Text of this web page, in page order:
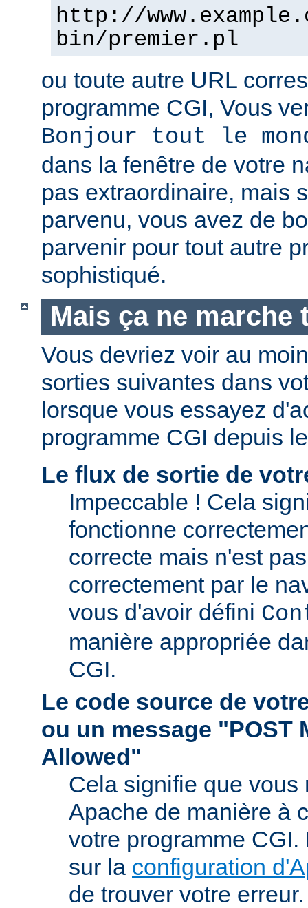
http://
bin/premier.pl
ou toute autre URL
programme CGI, Vous
Bonjour tout le
dans la fenêtre de votre
pas extraordinaire, mais
parvenu, vous avez de
parvenir pour tout autre
sophistiqué.
Mais ça ne marche
Vous devriez voir au
sorties suivantes dans
lorsque vous essayez
programme CGI depuis
Le flux de sortie de
Impeccable ! Cela
fonctionne
correcte mais n'est
correctement par le
vous d'avoir défini
manière appropriée
CGI.
Le code source de
ou un message "POST
Allowed"
Cela signifie que vous
Apache de manière à
votre programme
sur la configuration
de trouver votre erreur.